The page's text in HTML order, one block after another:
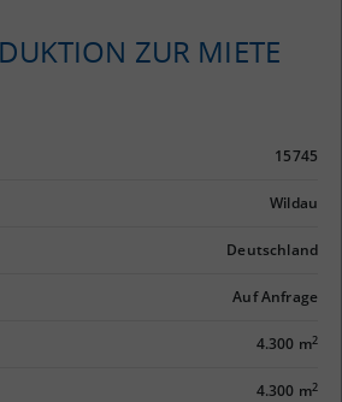
ZUR MIETE
15745
Wildau
Deutschland
Auf Anfrage
4.300 m2
4.300 m2